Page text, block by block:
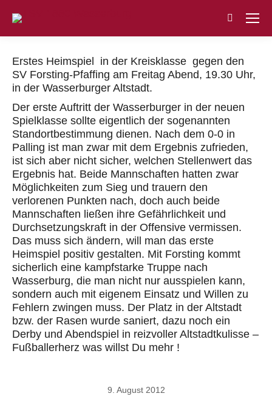
Search:
Erstes Heimspiel in der Kreisklasse gegen den
SV Forsting-Pfaffing am Freitag Abend, 19.30 Uhr,
in der Wasserburger Altstadt.
Der erste Auftritt der Wasserburger in der neuen
Spielklasse sollte eigentlich der sogenannten
Standortbestimmung dienen. Nach dem 0-0 in
Palling ist man zwar mit dem Ergebnis zufrieden,
ist sich aber nicht sicher, welchen Stellenwert das
Ergebnis hat. Beide Mannschaften hatten zwar
Möglichkeiten zum Sieg und trauern den
verlorenen Punkten nach, doch auch beide
Mannschaften ließen ihre Gefährlichkeit und
Durchsetzungskraft in der Offensive vermissen.
Das muss sich ändern, will man das erste
Heimspiel positiv gestalten. Mit Forsting kommt
sicherlich eine kampfstarke Truppe nach
Wasserburg, die man nicht nur ausspielen kann,
sondern auch mit eigenem Einsatz und Willen zu
Fehlern zwingen muss. Der Platz in der Altstadt
bzw. der Rasen wurde saniert, dazu noch ein
Derby und Abendspiel in reizvoller Altstadtkulisse –
Fußballerherz was willst Du mehr !
9. August 2012